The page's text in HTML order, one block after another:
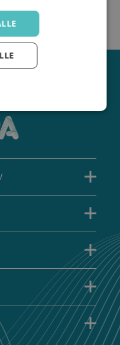
Målretting
Ugradert
tillater
uten strengt